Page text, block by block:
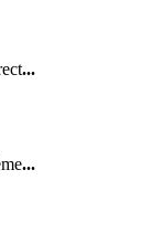
...
...